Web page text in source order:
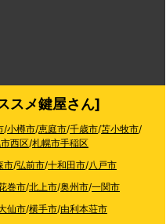
スメ鍵屋さん]
/小樽市/恵庭市/千歳市/苫小牧市/
西区/札幌市手稲区
市/弘前市/十和田市/八戸市
巻市/北上市/奥州市/一関市
仙市/横手市/由利本荘市